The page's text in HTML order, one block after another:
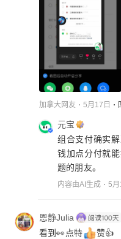
加拿大网友 5月17日
元宝
组合支付确实
钱加点分付就
题的朋友。
内容由AI生成 5月
恩静Julia
看到👀点特
赞👍